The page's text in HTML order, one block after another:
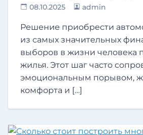
08.10.2025 admin
Решение приобрести
из самых значительных
выборов в жизни человека
жилья. Этот шаг часто
эмоциональным порывом,
комфорта и […]